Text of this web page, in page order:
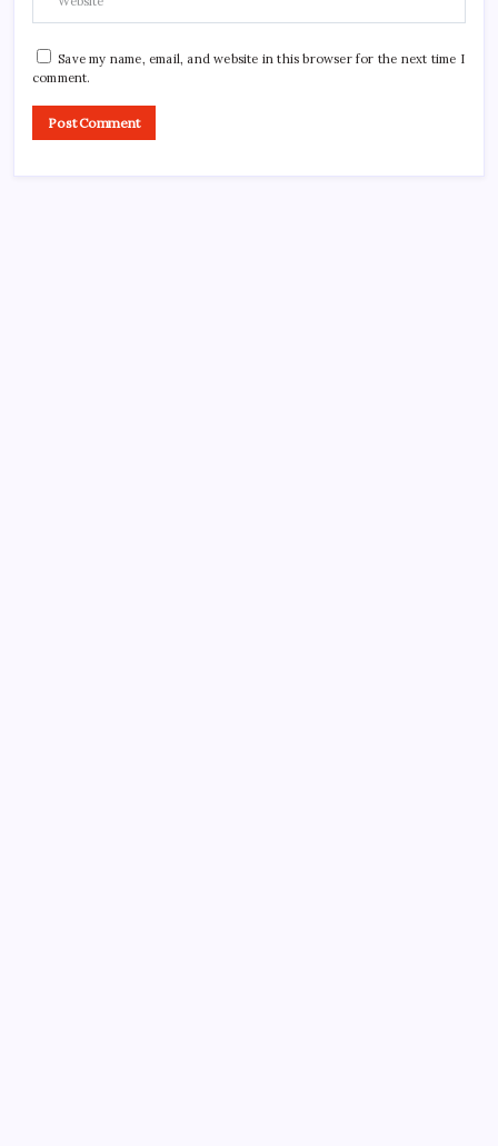
Save my name, email, and website in this browser for the next time I
comment.